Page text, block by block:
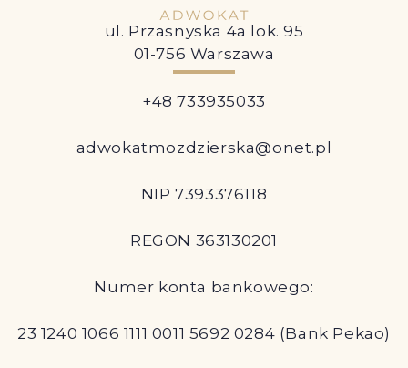
ul. Przasnyska 4a lok. 95
01-756 Warszawa
+48 733935033
adwokatmozdzierska@onet.pl
NIP 7393376118
REGON 363130201
Numer konta bankowego:
23 1240 1066 1111 0011 5692 0284 (Bank Pekao)